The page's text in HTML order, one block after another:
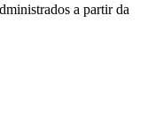
a partir da